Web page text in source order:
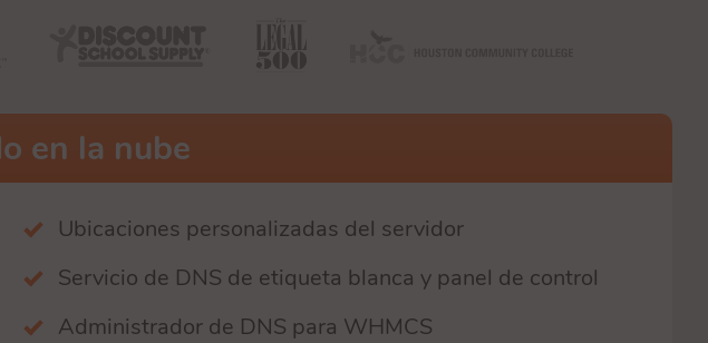
en la nube
Ubicaciones personalizadas del servidor
Servicio de DNS de etiqueta blanca y panel de control
Administrador de DNS para WHMCS